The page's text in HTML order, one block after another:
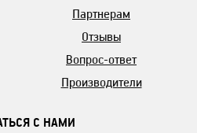
Партнерам
Отзывы
Вопрос-ответ
Производители
С НАМИ